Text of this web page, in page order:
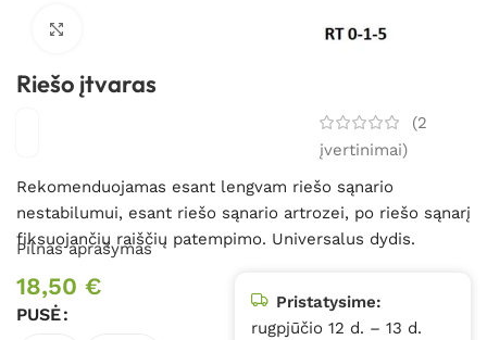
Riešo įtvaras
(2
įvertinimai)
Rekomenduojamas esant lengvam riešo sąnario
nestabilumui, esant riešo sąnario artrozei, po riešo sąnarį
fiksuojančių raiščių patempimo. Universalus dydis.
Pilnas aprašymas
18,50 €
PUSĖ
Pristatysime:
rugpjūčio 12 d. – 13 d.